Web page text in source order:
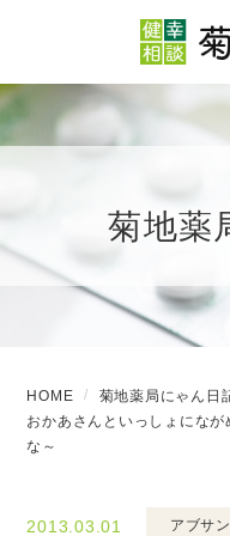
菊地薬
HOME 菊地薬局にゃん日
おかあさんといっしょにな
な～
2013.03.01 アブサ